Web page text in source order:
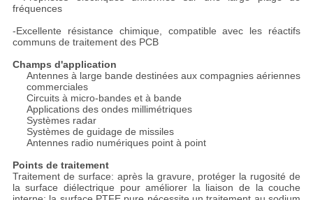
fréquences
-Excellente résistance chimique, compatible avec les réactifs
communs de traitement des PCB
Champs d'application
Antennes à large bande destinées aux compagnies aériennes
commerciales
Circuits à micro-bandes et à bande
Applications des ondes millimétriques
Systèmes radar
Systèmes de guidage de missiles
Antennes radio numériques point à point
Points de traitement
Traitement de surface: après la gravure, protéger la rugosité de
la surface diélectrique pour améliorer la liaison de la couche